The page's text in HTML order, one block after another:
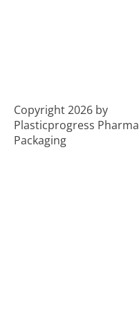
Copyright 2026 by
Plasticprogress Pharma
Packaging